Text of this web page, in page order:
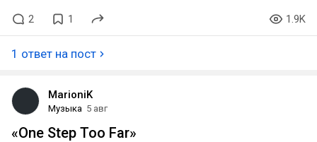
2 1 1.9K
1 ответ на пост
MarioniK
Музыка 5 авг
«One Step Too Far»